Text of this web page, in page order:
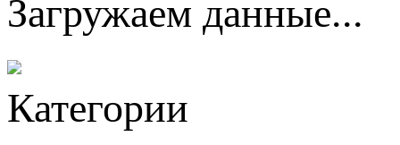
Загружаем данные...
Категории